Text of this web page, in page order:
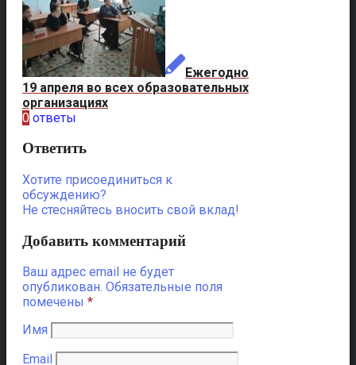
Ежегодно
19 апреля во всех образовательных
организациях
0 ответы
Ответить
Хотите присоединиться к
обсуждению?
Не стесняйтесь вносить свой вклад!
Добавить комментарий
Ваш адрес email не будет
опубликован. Обязательные поля
помечены *
Имя
Email